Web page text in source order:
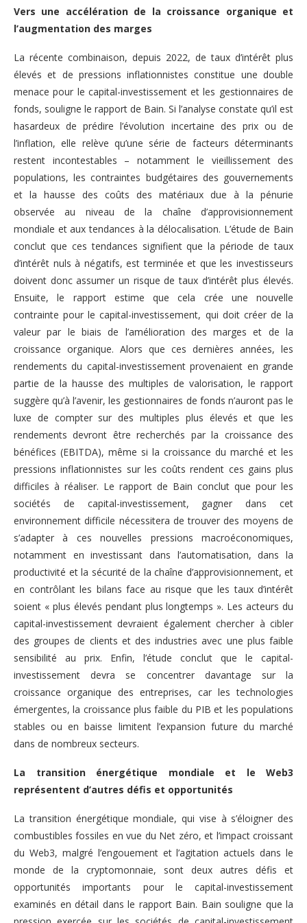
Vers une accélération de la croissance organique et
l’augmentation des marges
La récente combinaison, depuis 2022, de taux d’intérêt plus
élevés et de pressions inflationnistes constitue une double
menace pour le capital-investissement et les gestionnaires de
fonds, souligne le rapport de Bain. Si l’analyse constate qu’il est
hasardeux de prédire l’évolution incertaine des prix ou de
l’inflation, elle relève qu’une série de facteurs déterminants
restent incontestables – notamment le vieillissement des
populations, les contraintes budgétaires des gouvernements
et la hausse des coûts des matériaux due à la pénurie
observée au niveau de la chaîne d’approvisionnement
mondiale et aux tendances à la délocalisation. L’étude de Bain
conclut que ces tendances signifient que la période de taux
d’intérêt nuls à négatifs, est terminée et que les investisseurs
doivent donc assumer un risque de taux d’intérêt plus élevés.
Ensuite, le rapport estime que cela crée une nouvelle
contrainte pour le capital-investissement, qui doit créer de la
valeur par le biais de l’amélioration des marges et de la
croissance organique. Alors que ces dernières années, les
rendements du capital-investissement provenaient en grande
partie de la hausse des multiples de valorisation, le rapport
suggère qu’à l’avenir, les gestionnaires de fonds n’auront pas le
luxe de compter sur des multiples plus élevés et que les
rendements devront être recherchés par la croissance des
bénéfices (EBITDA), même si la croissance du marché et les
pressions inflationnistes sur les coûts rendent ces gains plus
difficiles à réaliser. Le rapport de Bain conclut que pour les
sociétés de capital-investissement, gagner dans cet
environnement difficile nécessitera de trouver des moyens de
s’adapter à ces nouvelles pressions macroéconomiques,
notamment en investissant dans l’automatisation, dans la
productivité et la sécurité de la chaîne d’approvisionnement, et
en contrôlant les bilans face au risque que les taux d’intérêt
soient « plus élevés pendant plus longtemps ». Les acteurs du
capital-investissement devraient également chercher à cibler
des groupes de clients et des industries avec une plus faible
sensibilité au prix. Enfin, l’étude conclut que le capital-
investissement devra se concentrer davantage sur la
croissance organique des entreprises, car les technologies
émergentes, la croissance plus faible du PIB et les populations
stables ou en baisse limitent l’expansion future du marché
dans de nombreux secteurs.
La transition énergétique mondiale et le Web3
représentent d’autres défis et opportunités
La transition énergétique mondiale, qui vise à s’éloigner des
combustibles fossiles en vue du Net zéro, et l’impact croissant
du Web3, malgré l’engouement et l’agitation actuels dans le
monde de la cryptomonnaie, sont deux autres défis et
opportunités importants pour le capital-investissement
examinés en détail dans le rapport Bain. Bain souligne que la